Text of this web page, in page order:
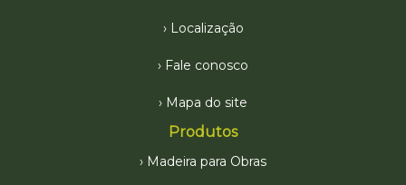
Localização
Fale conosco
Mapa do site
Produtos
Madeira para Obras